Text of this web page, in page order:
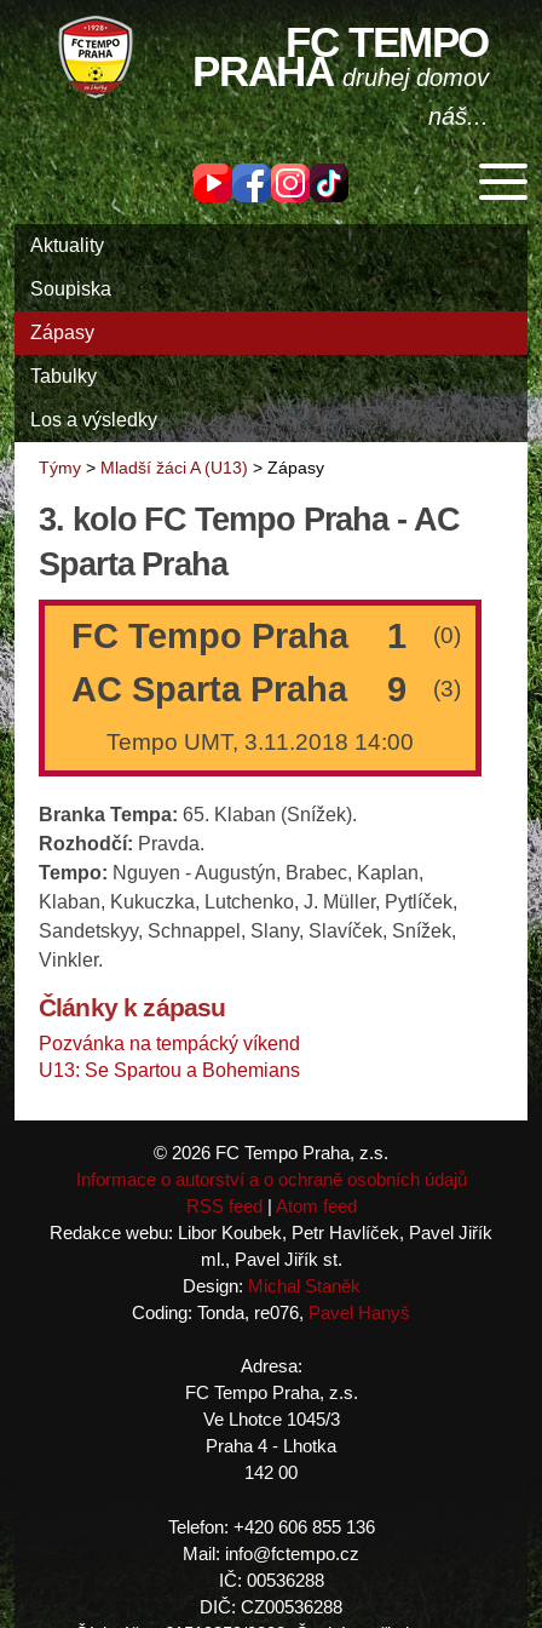
FC TEMPO
PRAHAdruhej domov
náš...
Aktuality
Soupiska
Zápasy
Tabulky
Los a výsledky
Týmy > Mladší žáci A (U13) > Zápasy
3. kolo FC Tempo Praha - AC
Sparta Praha
FC Tempo Praha 1 (0)
AC Sparta Praha 9 (3)
Tempo UMT, 3.11.2018 14:00
Branka Tempa: 65. Klaban (Snížek).
Rozhodčí: Pravda.
Tempo: Nguyen - Augustýn, Brabec, Kaplan,
Klaban, Kukuczka, Lutchenko, J. Müller, Pytlíček,
Sandetskyy, Schnappel, Slany, Slavíček, Snížek,
Vinkler.
Články k zápasu
Pozvánka na tempácký víkend
U13: Se Spartou a Bohemians
© 2026 FC Tempo Praha, z.s.
Informace o autorství a o ochraně osobních údajů
RSS feed| Atom feed
Redakce webu: Libor Koubek, Petr Havlíček, Pavel Jiřík
ml., Pavel Jiřík st.
Design: Michal Staněk
Coding: Tonda, re076, Pavel Hanyš
Adresa:
FC Tempo Praha, z.s.
Ve Lhotce 1045/3
Praha 4 - Lhotka
142 00
Telefon: +420 606 855 136
Mail: info@fctempo.cz
IČ: 00536288
DIČ: CZ00536288